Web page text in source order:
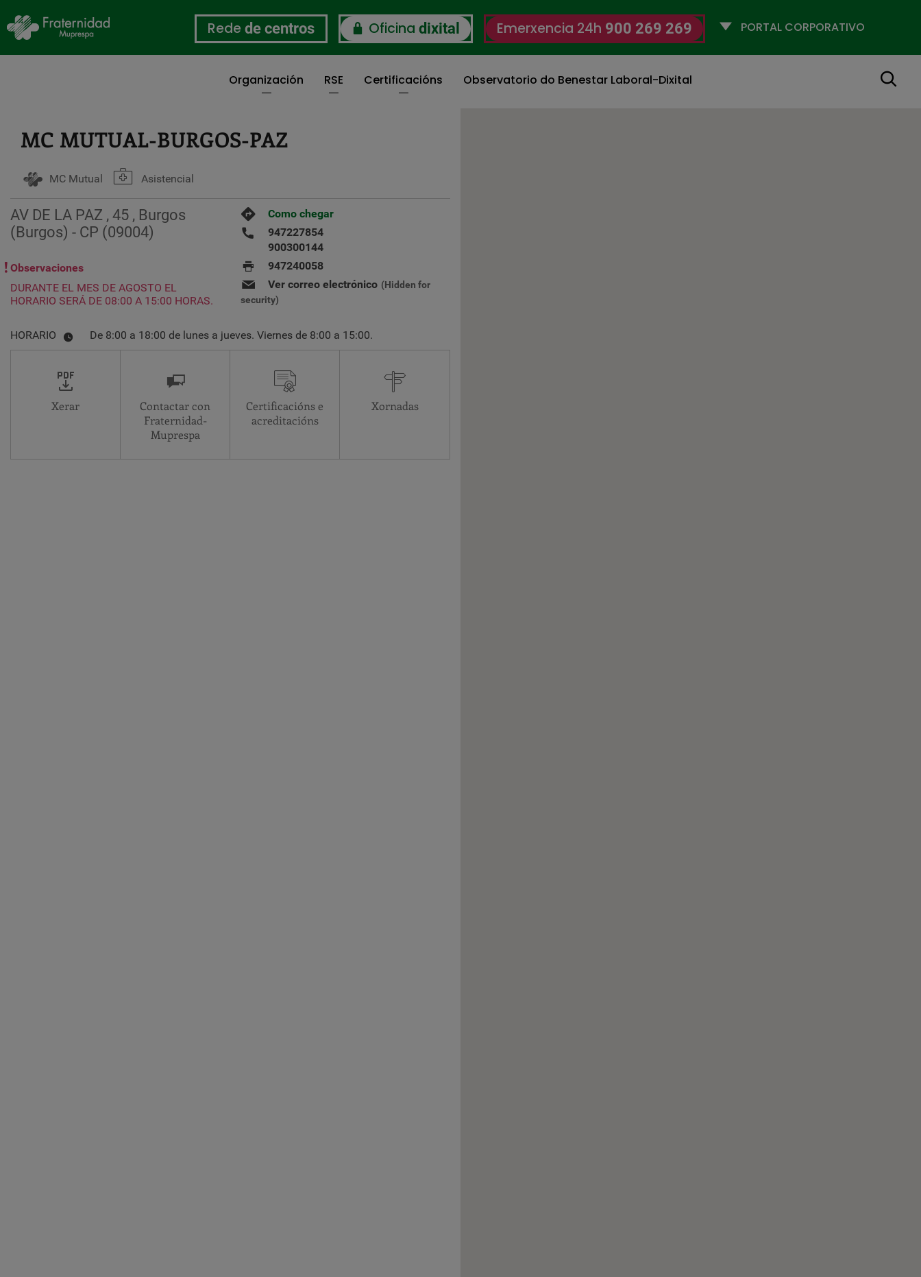
contido
principal
Rede de centros Oficina dixital Emerxencia 24h 900 269 269
Selecciona
Organización RSE Certificacións Observatorio do Benestar Laboral-Dixital Buscar
MC MUTUAL-BURGOS-PAZ
MC Mutual Asistencial
AV DE LA PAZ , 45 , Burgos
(Burgos) - CP (09004)
Observaciones
DURANTE EL MES DE AGOSTO EL
HORARIO SERÁ DE 08:00 A 15:00 HORAS.
Como chegar
947227854
900300144
947240058
Ver correo electrónico (Hidden for
security)
HORARIO De 8:00 a 18:00 de lunes a jueves. Viernes de 8:00 a 15:00.
Xerar
Contactar con
Fraternidad-
Muprespa
Certificacións e
acreditacións
Xornadas